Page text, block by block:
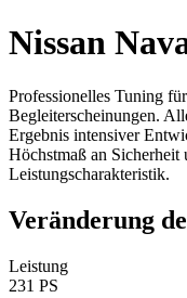
Nissan
Professionelles Tuning
Begleiterscheinungen.
Ergebnis intensiver
Höchstmaß an Sicherheit
Leistungscharakteristik.
Veränderung
Leistung
231 PS